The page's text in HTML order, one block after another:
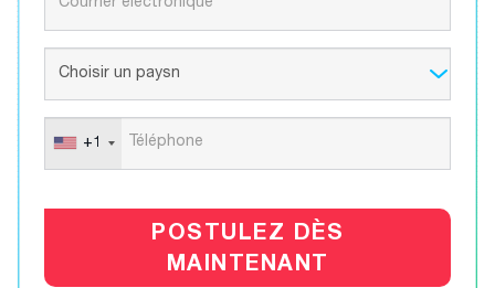
+1
POSTULEZ DÈS
MAINTENANT